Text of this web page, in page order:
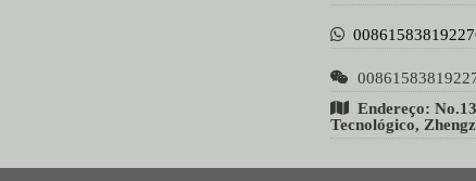
Endereço:
Tecnológico,